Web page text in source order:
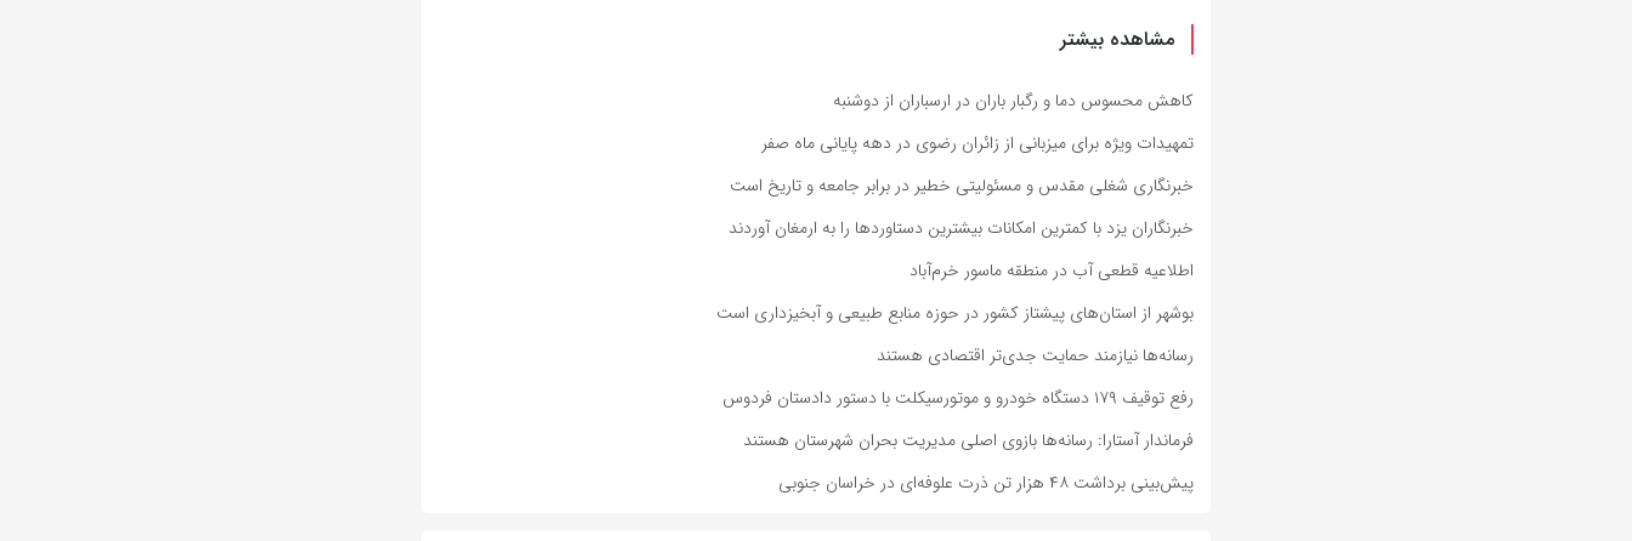
مشاهده بیشتر
کاهش محسوس دما و رگبار باران در ارسباران از دوشنبه
تمهیدات ویژه برای میزبانی از زائران رضوی در دهه پایانی ماه صفر
خبرنگاری شغلی مقدس و مسئولیتی خطیر در برابر جامعه و تاریخ است
خبرنگاران یزد با کمترین امکانات بیشترین دستاوردها را به ارمغان آوردند
اطلاعیه قطعی آب در منطقه ماسور خرم‌آباد
بوشهر از استان‌های پیشتاز کشور در حوزه منابع طبیعی و آبخیزداری است
رسانه‌ها نیازمند حمایت جدی‌تر اقتصادی هستند
رفع توقیف ۱۷۹ دستگاه خودرو و موتورسیکلت با دستور دادستان فردوس
فرماندار آستارا: رسانه‌ها بازوی اصلی مدیریت بحران شهرستان هستند
پیش‌بینی برداشت ۴۸ هزار تن ذرت علوفه‌ای در خراسان جنوبی